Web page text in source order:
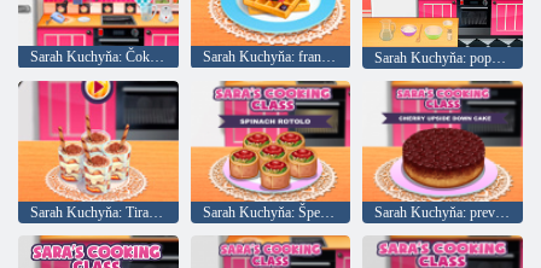
Sarah Kuchyňa: Čokoláda Blueberry Tvarohový Sarah Kuchyňa: francúzska vafle Sarah Kuchyňa: populárne mini-koláče
Sarah Kuchyňa: Tiramisu v pohári Sarah Kuchyňa: Špenát ROTOL Sarah Kuchyňa: prevrátený torta s višňami